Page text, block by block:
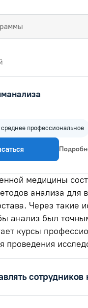
профессиональное
медицины
анализа для
Через такие
анализ был
курсы
проведения
сотрудников